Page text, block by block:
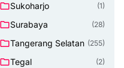
Sukoharjo (1)
Surabaya (28)
Tangerang Selatan (255)
Tegal (2)